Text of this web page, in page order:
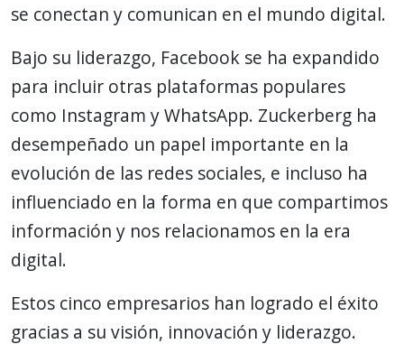
se conectan y comunican en el mundo digital.
Bajo su liderazgo, Facebook se ha expandido
para incluir otras plataformas populares
como Instagram y WhatsApp. Zuckerberg ha
desempeñado un papel importante en la
evolución de las redes sociales, e incluso ha
influenciado en la forma en que compartimos
información y nos relacionamos en la era
digital.
Estos cinco empresarios han logrado el éxito
gracias a su visión, innovación y liderazgo.